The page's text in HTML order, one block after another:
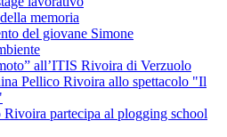
memoria
del giovane Simone
all’ITIS Rivoira di Verzuolo
Pellico Rivoira allo spettacolo "Il
partecipa al plogging school